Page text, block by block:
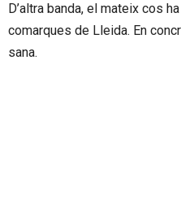
D’altra banda, el mateix cos
comarques de Lleida. En
sana.